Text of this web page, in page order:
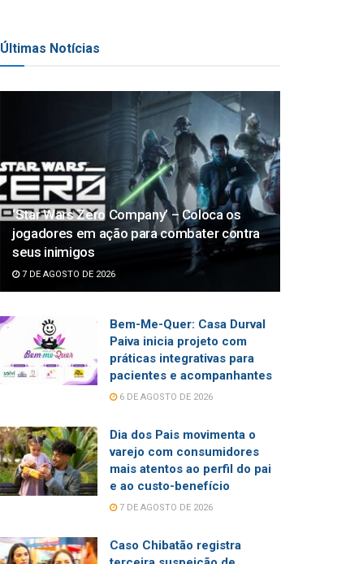
Últimas Notícias
‘Star Wars Zero Company’ – Coloca os
jogadores em ação para combater contra
seus inimigos
7 DE AGOSTO DE 2026
Bem-Me-Quer: Casa Durval
Paiva inicia projeto com
práticas integrativas para
pacientes e acompanhantes
6 DE AGOSTO DE 2026
Dia dos Pais movimenta o
varejo com consumidores
mais atentos ao perfil do pai
e ao custo-benefício
7 DE AGOSTO DE 2026
Caso Chibatão registra